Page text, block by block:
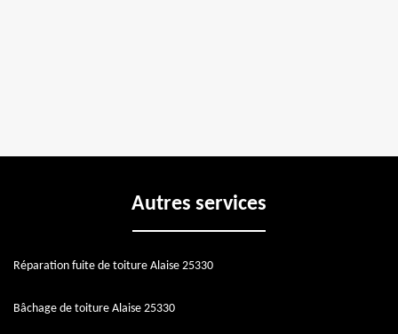
Autres services
Réparation fuite de toiture Alaise 25330
Bâchage de toiture Alaise 25330